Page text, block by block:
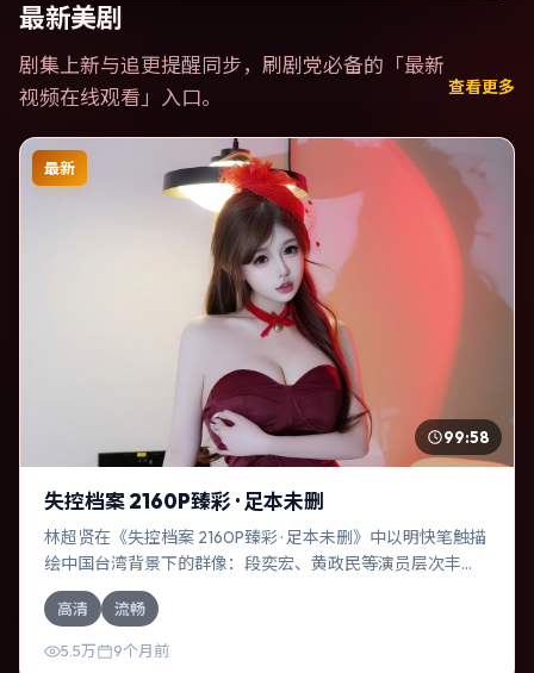
最新美剧
剧集上新与追更提醒同步，刷剧党必备的「最新
视频在线观看 」入口。 查看更多
最新
99:58
失控档案 2160P臻彩 · 足本未删
林超贤在《失控档案 2160P臻彩 · 足本未删》中以明快笔触描
绘中国台湾背景下的群像：段奕宏、黄政民等演员层次丰
富。作为一部奇幻作品，故事从日常裂缝切入，逐步推向不
可逆转的结局；视听语言统一，情感落点克制有力。
高清 流畅
5.5万 9个月前